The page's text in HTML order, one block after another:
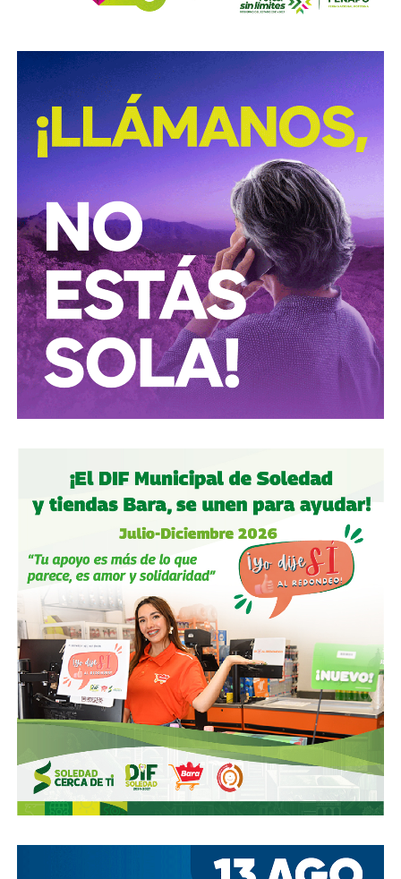
Procuración de Justicia 2026-2029, cuyo objetivo es
procesamiento ilegal de hidrocarburos.
Según la institución, el desmantelamiento de estos
centros clandestinos representa un golpe a las
estructuras logísticas y financieras dedicadas al mercado
ilícito de combustibles, una actividad que genera pérdidas
millonarias para el Estado y representa riesgos para la
infraestructura energética nacional.
Las autoridades señalaron que las investigaciones
continúan para identificar a las personas responsables de
operar estos inmuebles, así como las posibles redes
criminales relacionadas con el procesamiento y
distribución ilegal de combustibles.
También lee:Tangamanga prevé refuerzo con Guardia Civil
tras dos su1c1d10s